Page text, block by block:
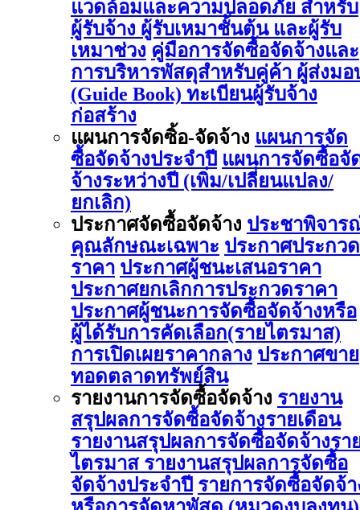
แวดล้อมและความปลอดภัย สำหรับ
ผู้รับจ้าง ผู้รับเหมาชั้นต้น และผู้รับ
เหมาช่วง คู่มือการจัดซื้อจัดจ้างและ
การบริหารพัสดุสำหรับคู่ค้า ผู้ส่งมอ
(Guide Book) ทะเบียนผู้รับจ้าง
ก่อสร้าง
แผนการจัดซิ้อ-จัดจ้าง แผนการจัด
ซื้อจัดจ้างประจำปี แผนการจัดซื้อจั
จ้างระหว่างปี (เพิ่ม/เปลี่ยนแปลง/
ยกเลิก)
ประกาศจัดซื้อจัดจ้าง ประชาพิจาร
คุณลักษณะเฉพาะ ประกาศประกวด
ราคา ประกาศผู้ชนะเสนอราคา
ประกาศยกเลิกการประกวดราคา
ประกาศผู้ชนะการจัดซื้อจัดจ้างหรือ
ผู้ได้รับการคัดเลือก(รายไตรมาส)
การเปิดเผยราคากลาง ประกาศขาย
ทอดตลาดทรัพย์สิน
รายงานการจัดซื้อจัดจ้าง รายงาน
สรุปผลการจัดซื้อจัดจ้างรายเดือน
รายงานสรุปผลการจัดซื้อจัดจ้างรา
ไตรมาส รายงานสรุปผลการจัดซื้อ
จัดจ้างประจำปี รายการจัดซื้อจัดจ้า